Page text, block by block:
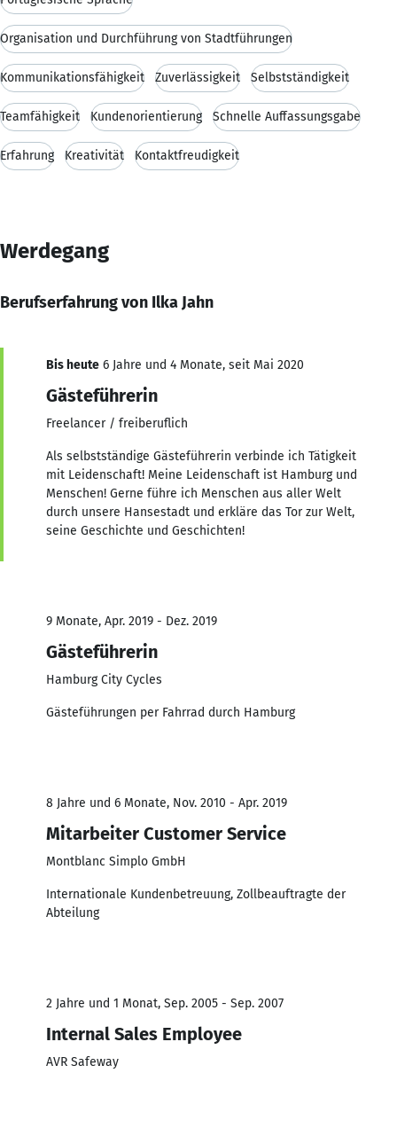
Organisation und Durchführung von Stadtführungen
Kommunikationsfähigkeit Zuverlässigkeit Selbstständigkeit
Teamfähigkeit Kundenorientierung Schnelle Auffassungsgabe
Erfahrung Kreativität Kontaktfreudigkeit
Werdegang
Berufserfahrung von Ilka Jahn
Bis heute 6 Jahre und 4 Monate, seit Mai 2020
Gästeführerin
Freelancer / freiberuflich
Als selbstständige Gästeführerin verbinde ich Tätigkeit
mit Leidenschaft! Meine Leidenschaft ist Hamburg und
Menschen! Gerne führe ich Menschen aus aller Welt
durch unsere Hansestadt und erkläre das Tor zur Welt,
seine Geschichte und Geschichten!
9 Monate, Apr. 2019 - Dez. 2019
Gästeführerin
Hamburg City Cycles
Gästeführungen per Fahrrad durch Hamburg
8 Jahre und 6 Monate, Nov. 2010 - Apr. 2019
Mitarbeiter Customer Service
Montblanc Simplo GmbH
Internationale Kundenbetreuung, Zollbeauftragte der
Abteilung
2 Jahre und 1 Monat, Sep. 2005 - Sep. 2007
Internal Sales Employee
AVR Safeway